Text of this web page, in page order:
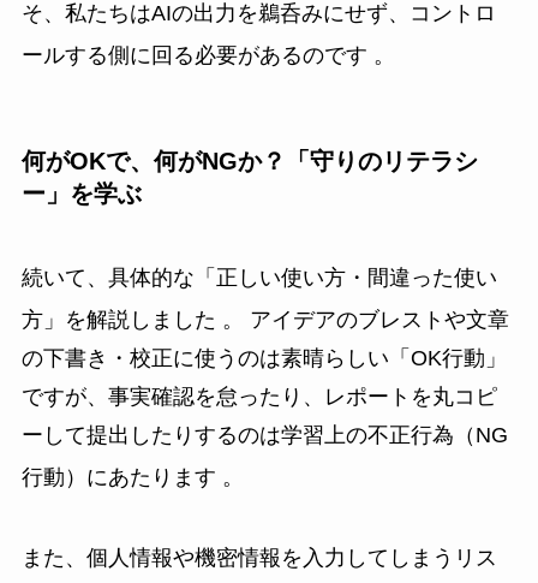
そ、私たちはAIの出力を鵜呑みにせず、コントロ
ールする側に回る必要があるのです 。
何がOKで、何がNGか？「守りのリテラシ
ー」を学ぶ
続いて、具体的な「正しい使い方・間違った使い
方」を解説しました 。 アイデアのブレストや文章
の下書き・校正に使うのは素晴らしい「OK行動」
ですが、事実確認を怠ったり、レポートを丸コピ
ーして提出したりするのは学習上の不正行為（NG
行動）にあたります 。
また、個人情報や機密情報を入力してしまうリス